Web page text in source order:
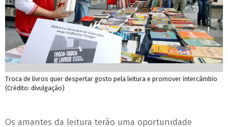
Troca de livros quer despertar gosto pela leitura e promover intercâmbio
(Crédito: divulgação)
Os amantes da leitura terão uma oportunidade